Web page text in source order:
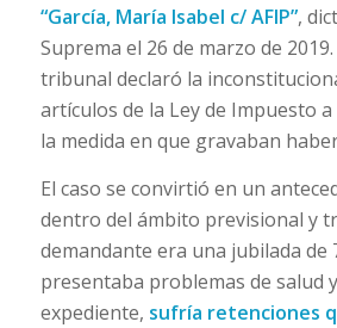
“García, María Isabel c/ AFIP”,
Suprema el 26 de marzo de
tribunal declaró la
artículos de la Ley de Impuesto a
la medida en que gravaban
El caso se convirtió en un
dentro del ámbito previsional y
demandante era una jubilada de
presentaba problemas de salud
expediente, sufría retenciones